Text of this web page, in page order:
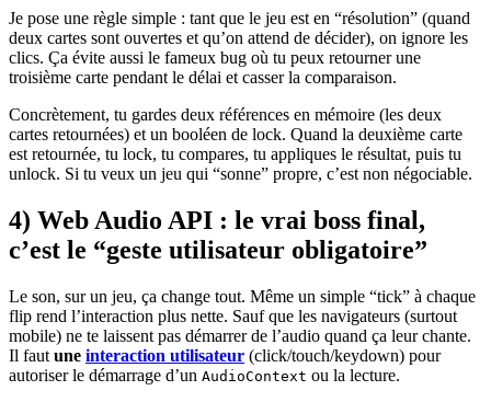
Je pose une règle simple : tant que le jeu est en “résolution” (quand
deux cartes sont ouvertes et qu’on attend de décider), on ignore les
clics. Ça évite aussi le fameux bug où tu peux retourner une
troisième carte pendant le délai et casser la comparaison.
Concrètement, tu gardes deux références en mémoire (les deux
cartes retournées) et un booléen de lock. Quand la deuxième carte
est retournée, tu lock, tu compares, tu appliques le résultat, puis tu
unlock. Si tu veux un jeu qui “sonne” propre, c’est non négociable.
4) Web Audio API : le vrai boss final,
c’est le “geste utilisateur obligatoire”
Le son, sur un jeu, ça change tout. Même un simple “tick” à chaque
flip rend l’interaction plus nette. Sauf que les navigateurs (surtout
mobile) ne te laissent pas démarrer de l’audio quand ça leur chante.
Il faut une interaction utilisateur (click/touch/keydown) pour
autoriser le démarrage d’un AudioContext ou la lecture.